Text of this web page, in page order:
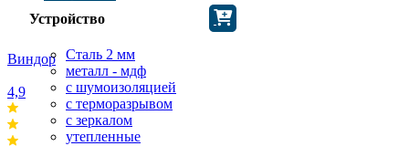
Устройство
Сталь 2 мм
металл - мдф
с шумоизоляцией
с терморазрывом
с зеркалом
утепленные
Виндор
4,9